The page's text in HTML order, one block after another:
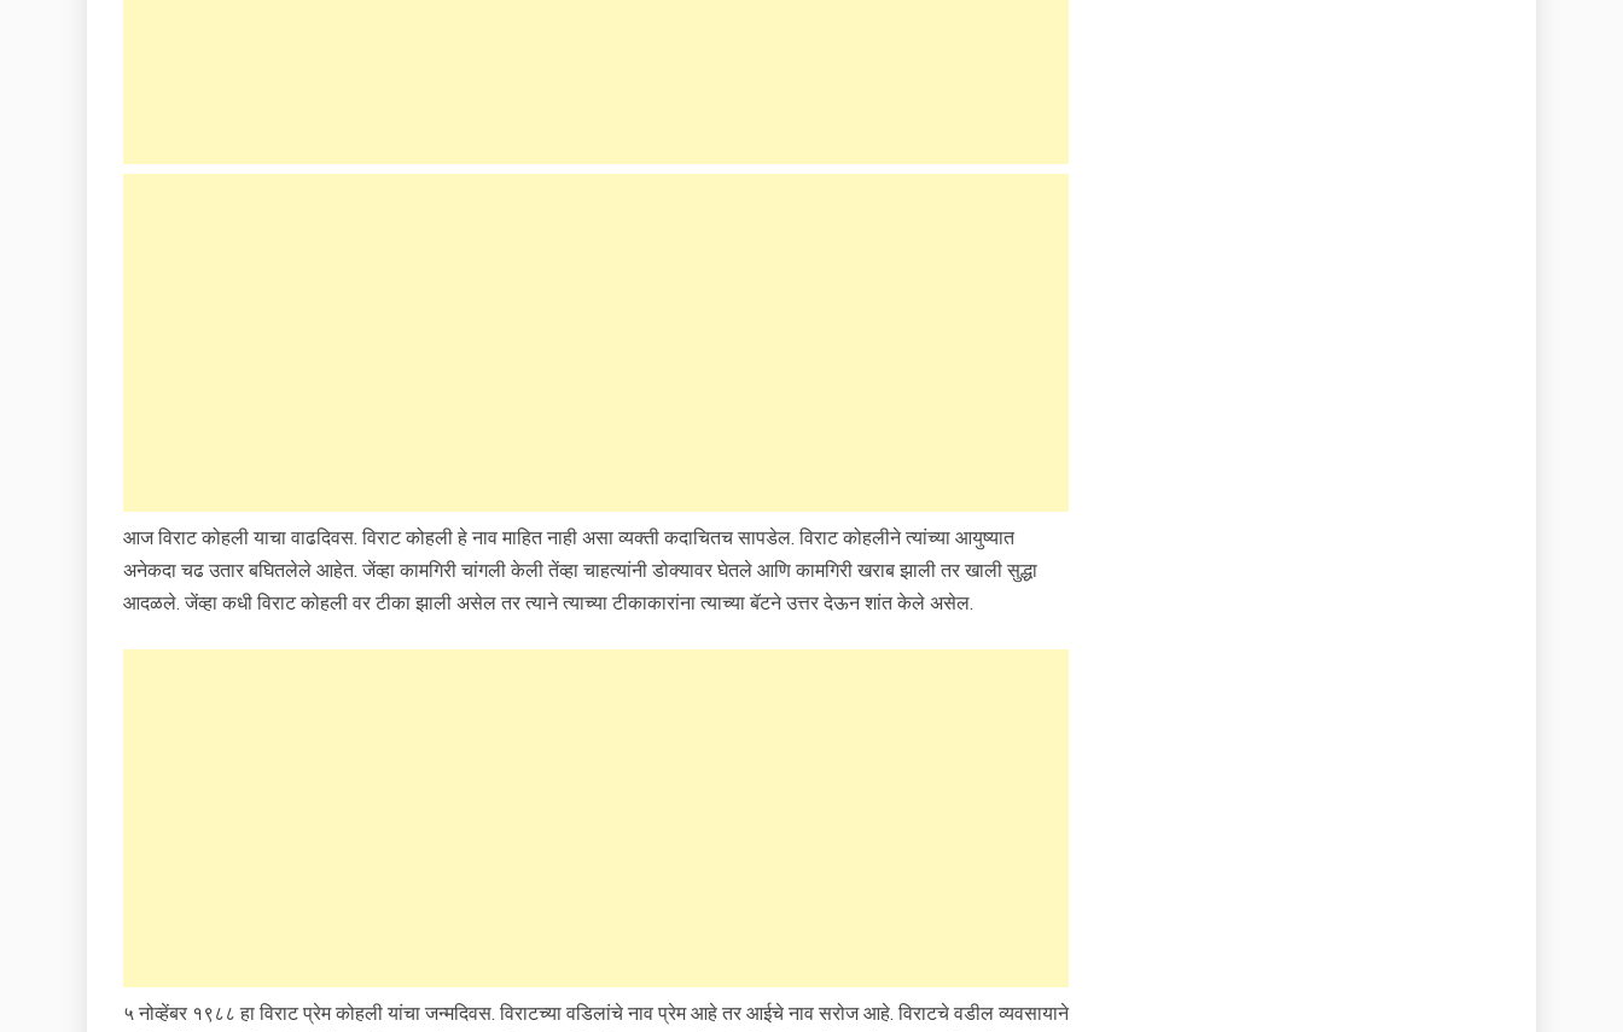
आज विराट कोहली याचा वाढदिवस. विराट कोहली हे नाव माहित नाही असा व्यक्ती कदाचितच सापडेल. विराट कोहलीने त्यांच्या आयुष्यात
अनेकदा चढ उतार बघितलेले आहेत. जेंव्हा कामगिरी चांगली केली तेंव्हा चाहत्यांनी डोक्यावर घेतले आणि कामगिरी खराब झाली तर खाली सुद्धा
आदळले. जेंव्हा कधी विराट कोहली वर टीका झाली असेल तर त्याने त्याच्या टीकाकारांना त्याच्या बॅटने उत्तर देऊन शांत केले असेल.
५ नोव्हेंबर १९८८ हा विराट प्रेम कोहली यांचा जन्मदिवस. विराटच्या वडिलांचे नाव प्रेम आहे तर आईचे नाव सरोज आहे. विराटचे वडील व्यवसायाने